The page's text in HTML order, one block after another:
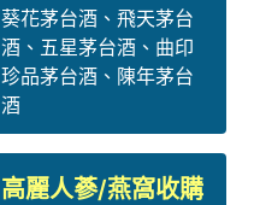
葵花茅台酒、 飛天茅台
酒、 五星茅台酒、 曲印
珍品茅台酒、 陳年茅台
酒
高麗人蔘/燕窩收購